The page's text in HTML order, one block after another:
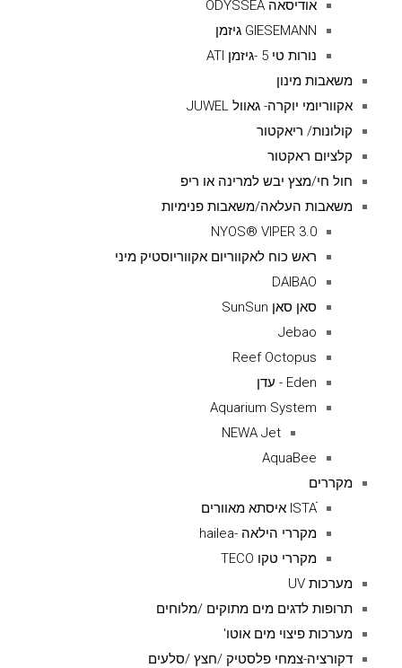
אודיסאה ODYSSEA
GIESEMANN גיזמן
נורות טי 5 -גיזמן ATI
משאבות מינון
אקווריומי יוקרה- גאוול JUWEL
קולונות/ ריאקטור
קלציום ראקטור
חול חי/מצץ יבש למרינה או ריפ
משאבות העלאה/משאבות פנימיות
NYOS® VIPER 3.0
ראש כוח לאקווריום אקווריוסטיק מיני
DAIBAO
סאן סאן SunSun
Jebao
Reef Octopus
Eden - עדן
Aquarium System
NEWA Jet
AquaBee
מקררים
ISTAׁׂ איסתא מאוורים
מקררי הילאה -hailea
מקררי טקו TECO
מערכות UV
תרופות לדגים מים מתוקים /מלוחים
מערכות פיצוי מים אוטו'
דקורציה-צמחי פלסטיק /חצץ /סלעים